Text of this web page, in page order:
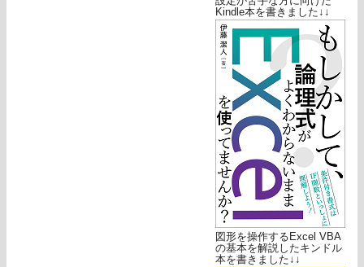
Kindle本を書きました↓↓
図形を操作するExcel VBA
の基本を解説したキンドル
本を書きました↓↓